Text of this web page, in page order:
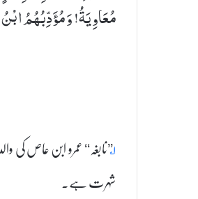
مُعَاوِیَةُ! وَ مُؤَدِّبُهُمُ
۱؂’’نابغہ‘‘ عمرو ابن
شہرت ہے۔